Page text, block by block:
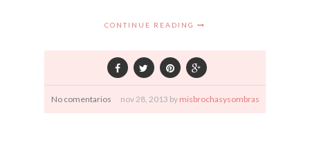
CONTINUE READING
No comentarios nov28, 2013 by misbrochasysombras